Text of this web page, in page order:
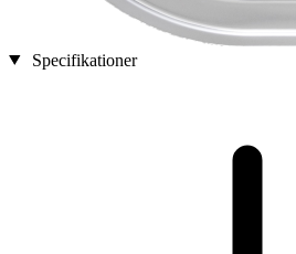
Specifikationer